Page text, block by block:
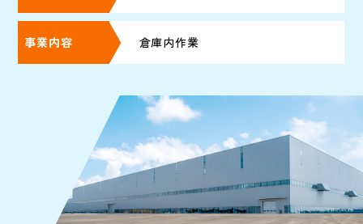
事業内容 倉庫内作業